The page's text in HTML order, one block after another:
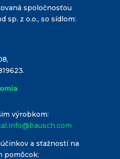
spoločnosťou
sp. z o.o., so sídlom:
výrobkom:
a sťažností na
pomôcok: